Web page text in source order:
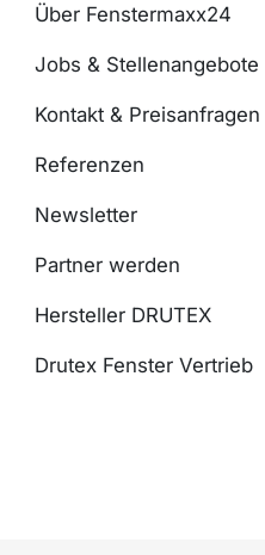
Über Fenstermaxx24
Jobs & Stellenangebote
Kontakt & Preisanfragen
Referenzen
Newsletter
Partner werden
Hersteller DRUTEX
Drutex Fenster Vertrieb